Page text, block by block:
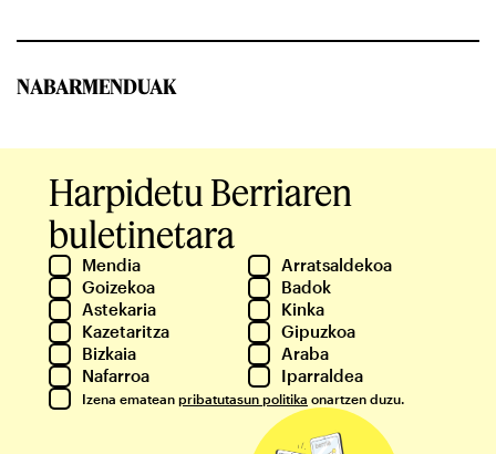
NABARMENDUAK
Harpidetu Berriaren
buletinetara
Mendia
Arratsaldekoa
Goizekoa
Badok
Astekaria
Kinka
Kazetaritza
Gipuzkoa
Bizkaia
Araba
Nafarroa
Iparraldea
Izena ematean pribatutasun politika onartzen duzu.